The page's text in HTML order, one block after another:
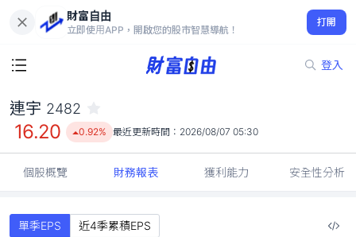
財富自由
立即使用APP，開啟您的股市智慧導航！
打開
登入
16.20
0.92%
連宇 2482
16.20 0.92% 最近更新時間： 2026/08/07 05:30
個股概覽 財務報表 獲利能力 安全性分析
單季EPS 近4季累積EPS